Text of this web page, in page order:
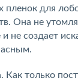
пленок для
Она не
не создает
Как только